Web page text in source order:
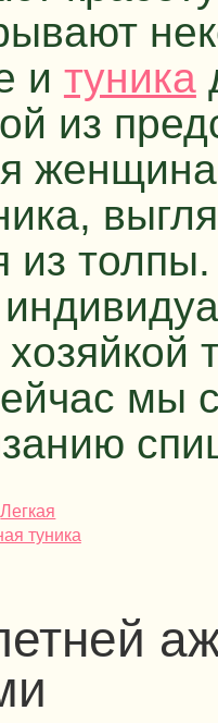
и туника
из
из
мы